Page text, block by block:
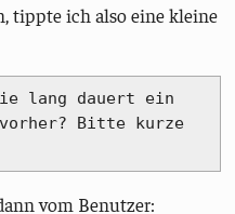
tippte ich also eine kleine
lang dauert ein
Bitte kurze
vom Benutzer: